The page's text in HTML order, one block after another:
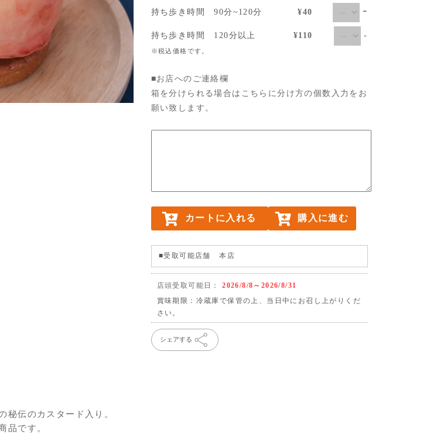
持ち歩き時間 90分~120分 ¥40 ｰ
持ち歩き時間 120分以上 ¥110 -
※税込価格です。
■お店へのご連絡欄
箱を分けられる場合はこちらに分け方の個数入力をお
願い致します。
カートに入れる 購入に進む
■受取可能店舗 本店
店頭受取可能日：2026/8/8～2026/8/31
賞味期限：冷蔵庫で保管の上、当日中にお召し上がりくだ
さい。
シェアする
秘伝のカスタード入り。
品です。